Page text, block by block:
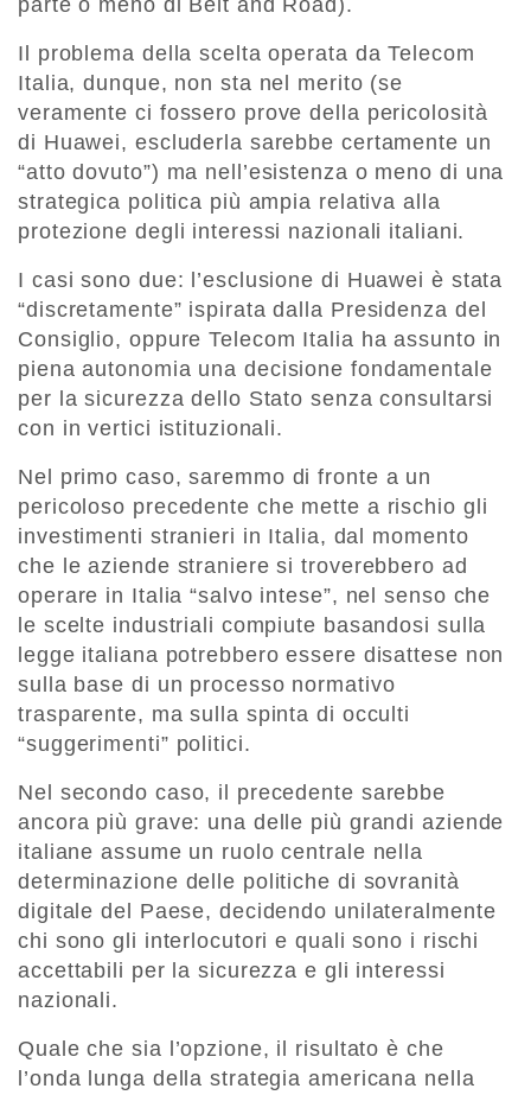
parte o meno di Belt and Road).
Il problema della scelta operata da Telecom
Italia, dunque, non sta nel merito (se
veramente ci fossero prove della pericolosità
di Huawei, escluderla sarebbe certamente un
“atto dovuto”) ma nell’esistenza o meno di una
strategica politica più ampia relativa alla
protezione degli interessi nazionali italiani.
I casi sono due: l’esclusione di Huawei è stata
“discretamente” ispirata dalla Presidenza del
Consiglio, oppure Telecom Italia ha assunto in
piena autonomia una decisione fondamentale
per la sicurezza dello Stato senza consultarsi
con in vertici istituzionali.
Nel primo caso, saremmo di fronte a un
pericoloso precedente che mette a rischio gli
investimenti stranieri in Italia, dal momento
che le aziende straniere si troverebbero ad
operare in Italia “salvo intese”, nel senso che
le scelte industriali compiute basandosi sulla
legge italiana potrebbero essere disattese non
sulla base di un processo normativo
trasparente, ma sulla spinta di occulti
“suggerimenti” politici.
Nel secondo caso, il precedente sarebbe
ancora più grave: una delle più grandi aziende
italiane assume un ruolo centrale nella
determinazione delle politiche di sovranità
digitale del Paese, decidendo unilateralmente
chi sono gli interlocutori e quali sono i rischi
accettabili per la sicurezza e gli interessi
nazionali.
Quale che sia l’opzione, il risultato è che
l’onda lunga della strategia americana nella